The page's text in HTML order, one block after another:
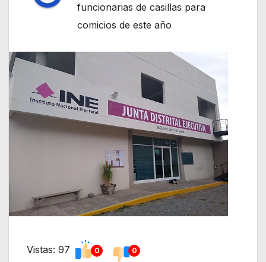
funcionarias de casillas para
comicios de este año
Vistas: 97 0 0